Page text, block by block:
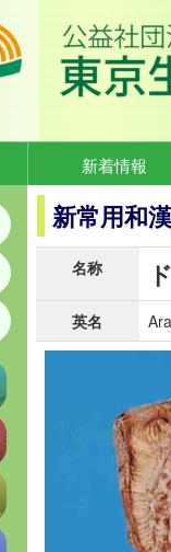
新着情報
新常用和
名称
英名